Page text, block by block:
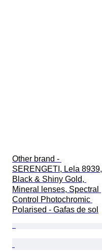
Other brand -
SERENGETI, Lela 8939,
Black & Shiny Gold,
Mineral lenses, Spectral
Control Photochromic
Polarised - Gafas de sol